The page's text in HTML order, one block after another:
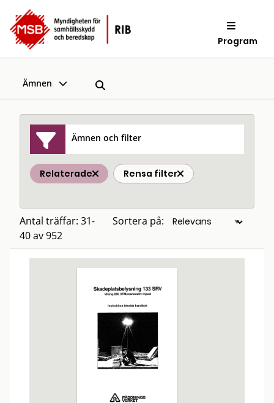
Program
Ämnen
Ämnen och filter
Relaterade Rensa filter
Antal träffar: 31-
40 av 952
Sortera på: